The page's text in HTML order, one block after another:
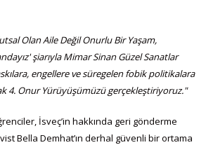
Olan Aile Değil Onurlu Bir Yaşam,
şiarıyla Mimar Sinan Güzel Sanatlar
engellere ve süregelen fobik politikalara
4. Onur Yürüyüşümüzü gerçekleştiriyoruz."
İsveç’in hakkında geri gönderme
Bella Demhat’ın derhal güvenli bir ortama